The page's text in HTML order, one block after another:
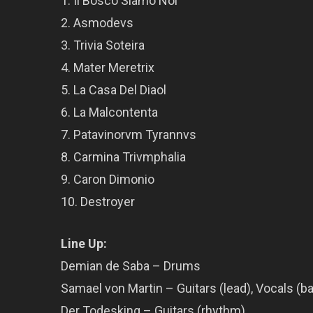
2. Asmodevs
3. Trivia Soteira
4. Mater Meretrix
5. La Casa Del Diaol
6. La Malcontenta
7. Patavinorvm Tyrannvs
8. Carmina Trivmphalia
9. Caron Dimonio
10. Destroyer
Line Up:
Demian de Saba – Drums
Samael von Martin – Guitars (lead), Vocals